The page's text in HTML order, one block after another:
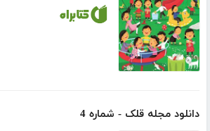
دانلود مجله قلک - شماره 4